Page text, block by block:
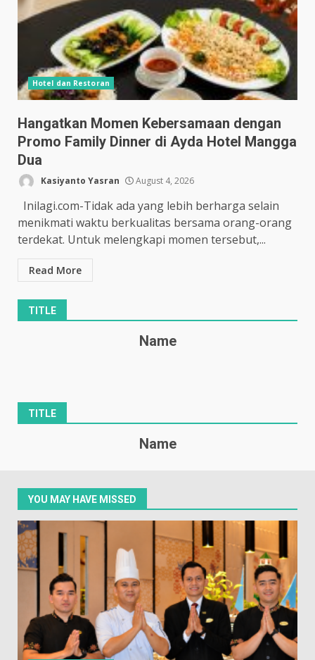
Hotel dan Restoran
Hangatkan Momen Kebersamaan dengan
Promo Family Dinner di Ayda Hotel Mangga
Dua
Kasiyanto Yasran August 4, 2026
Inilagi.com-Tidak ada yang lebih berharga selain
menikmati waktu berkualitas bersama orang-orang
terdekat. Untuk melengkapi momen tersebut,...
Read More
TITLE
Name
TITLE
Name
YOU MAY HAVE MISSED